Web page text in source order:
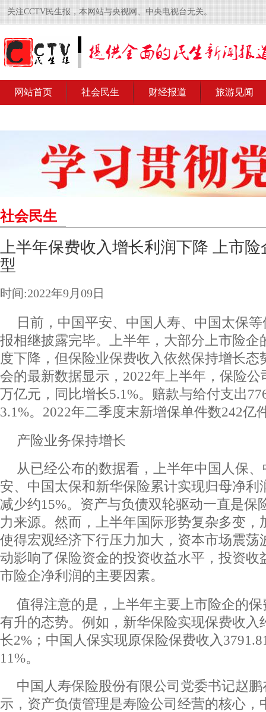
关注CCTV民生报，本网站与央视网、中央电视台无关。
网站首页 社会民生 财经报道 旅游见闻
社会民生
上半年保费收入增长利润下降 上市
型
时间:2022年9月09日
日前，中国平安、中国人寿、中国太保
报相继披露完毕。上半年，大部分上市险企
度下降，但保险业保费收入依然保持增长态
会的最新数据显示，2022年上半年，保险
万亿元，同比增长5.1%。赔款与给付支出
3.1%。2022年二季度末新增保单件数242亿
产险业务保持增长
从已经公布的数据看，上半年中国人保
安、中国太保和新华保险累计实现归母净利
减少约15%。资产与负债双轮驱动一直是保
力来源。然而，上半年国际形势复杂多变，
使得宏观经济下行压力加大，资本市场震荡
动影响了保险资金的投资收益水平，投资收
市险企净利润的主要因素。
值得注意的是，上半年主要上市险企的
有升的态势。例如，新华保险实现保费收入
长2%；中国人保实现原保险保费收入
11%。
中国人寿保险股份有限公司党委书记赵
示，资产负债管理是寿险公司经营的核心，